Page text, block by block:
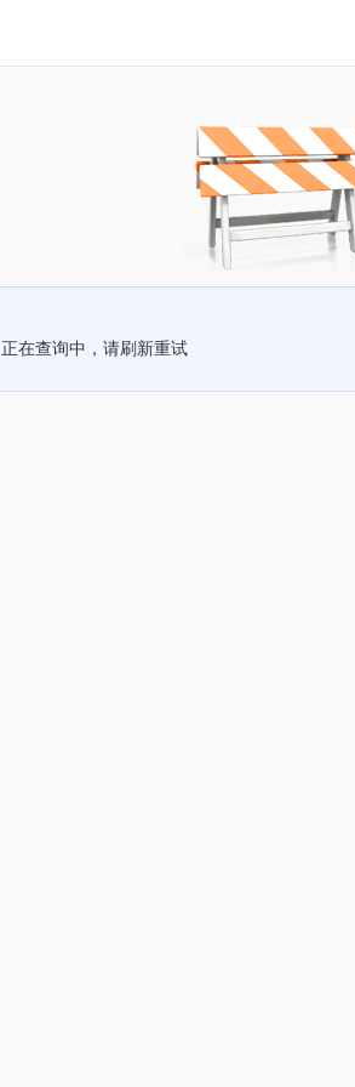
正在查询中，请刷新重试